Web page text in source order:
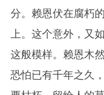
分。赖恩伏在腐朽
上。这个意外，又
这般模样。赖恩木
恐怕已有千年之久